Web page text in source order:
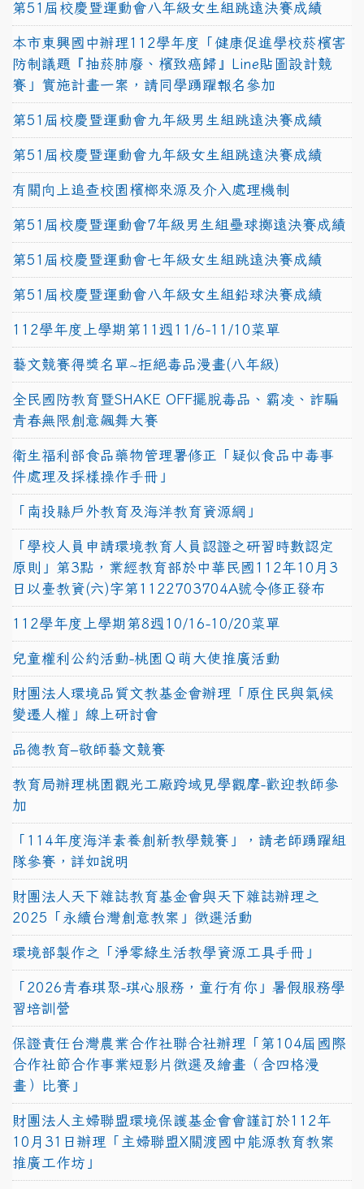
第51屆校慶暨運動會八年級女生組跳遠決賽成績
本市東興國中辦理112學年度「健康促進學校菸檳害
防制議題『抽菸肺廢、檳致癌歸』Line貼圖設計競
賽」實施計畫一案，請同學踴躍報名參加
第51屆校慶暨運動會九年級男生組跳遠決賽成績
第51屆校慶暨運動會九年級女生組跳遠決賽成績
有關向上追查校園檳榔來源及介入處理機制
第51屆校慶暨運動會7年級男生組壘球擲遠決賽成績
第51屆校慶暨運動會七年級女生組跳遠決賽成績
第51屆校慶暨運動會八年級女生組鉛球決賽成績
112學年度上學期第11週11/6-11/10菜單
藝文競賽得獎名單~拒絕毒品漫畫(八年級)
全民國防教育暨SHAKE OFF擺脫毒品、霸凌、詐騙
青春無限創意飆舞大賽
衛生福利部食品藥物管理署修正「疑似食品中毒事
件處理及採樣操作手冊」
「南投縣戶外教育及海洋教育資源網」
「學校人員申請環境教育人員認證之研習時數認定
原則」第3點，業經教育部於中華民國112年10月3
日以臺教資(六)字第1122703704A號令修正發布
112學年度上學期第8週10/16-10/20菜單
兒童權利公約活動-桃園Ｑ萌大使推廣活動
財團法人環境品質文教基金會辦理「原住民與氣候
變遷人權」線上研討會
品德教育–敬師藝文競賽
教育局辦理桃園觀光工廠跨域見學觀摩-歡迎教師參
加
「114年度海洋素養創新教學競賽」，請老師踴躍組
隊參賽，詳如說明
財團法人天下雜誌教育基金會與天下雜誌辦理之
2025「永續台灣創意教案」徵選活動
環境部製作之「淨零綠生活教學資源工具手冊」
「2026青春琪聚-琪心服務，童行有你」暑假服務學
習培訓營
保證責任台灣農業合作社聯合社辦理「第104屆國際
合作社節合作事業短影片徵選及繪畫（含四格漫
畫）比賽」
財團法人主婦聯盟環境保護基金會會謹訂於112年
10月31日辦理「主婦聯盟X關渡國中能源教育教案
推廣工作坊」